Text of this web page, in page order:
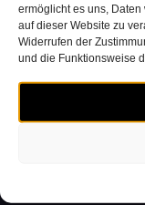
ermöglicht es uns,
auf dieser Website zu
Widerrufen der
und die Funktionsweise
Für Medien
Kooperation: +48
e-mail:
Büro